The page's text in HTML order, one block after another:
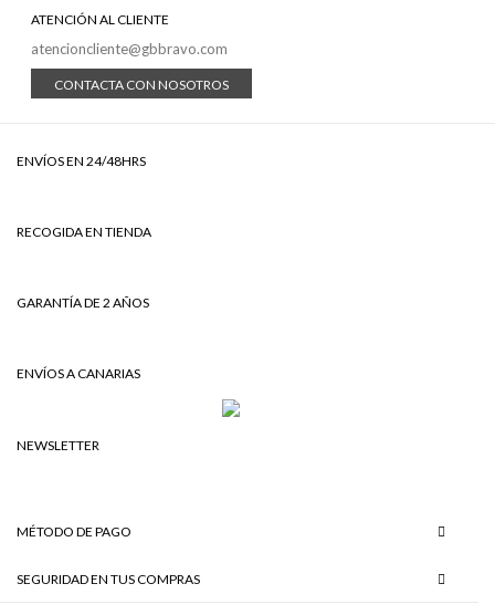
ATENCIÓN AL CLIENTE
atencioncliente@gbbravo.com
CONTACTA CON NOSOTROS
ENVÍOS EN 24/48HRS
RECOGIDA EN TIENDA
GARANTÍA DE 2 AÑOS
ENVÍOS A CANARIAS
NEWSLETTER
MÉTODO DE PAGO
SEGURIDAD EN TUS COMPRAS